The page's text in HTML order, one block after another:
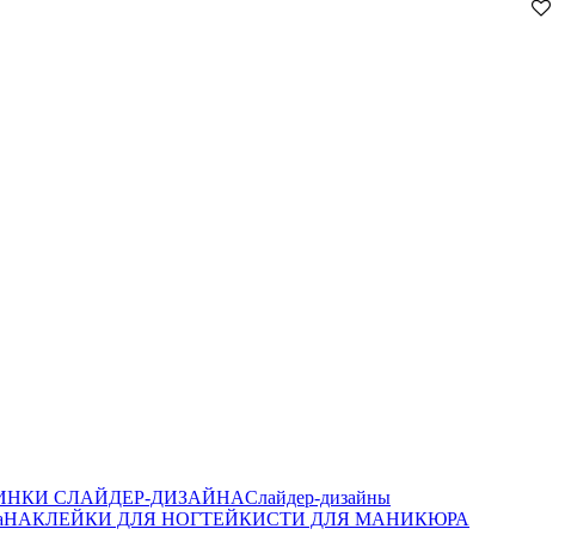
СЛАЙДЕР-ДИЗАЙНАСлайдер-дизайны
НАКЛЕЙКИ ДЛЯ НОГТЕЙКИСТИ ДЛЯ МАНИКЮРА